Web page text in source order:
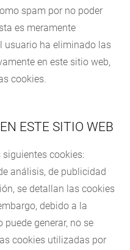
spam por no poder
es meramente
usuario ha eliminado las
en este sitio web,
cookies.
ESTE SITIO WEB
cookies:
análisis, de publicidad
se detallan las cookies
debido a la
generar, no se
cookies utilizadas por